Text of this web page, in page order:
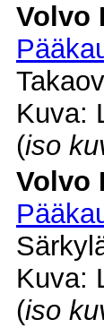
Volvo
Kuva:
(iso
Volvo
Kuva:
(iso